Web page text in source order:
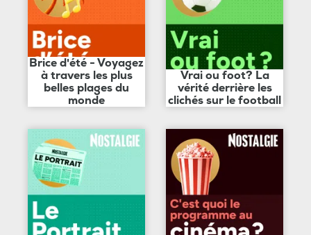
Brice d'été - Voyagez
à travers les plus
belles plages du
monde
Vrai ou foot? La
vérité derrière les
clichés sur le football